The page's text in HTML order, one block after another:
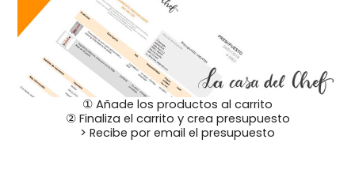
① Añade los productos al carrito
② Finaliza el carrito y crea presupuesto
> Recibe por email el presupuesto